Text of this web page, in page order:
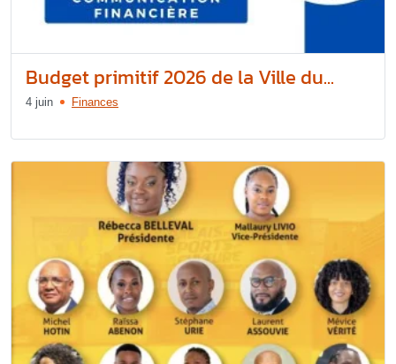
Budget primitif 2026 de la Ville du...
4 juin Finances